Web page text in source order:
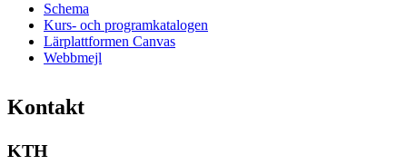
Schema
Kurs- och programkatalogen
Lärplattformen Canvas
Webbmejl
Kontakt
KTH